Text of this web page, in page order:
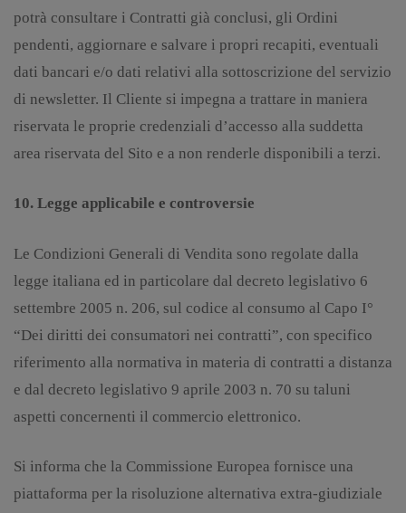
potrà consultare i Contratti già conclusi, gli Ordini
pendenti, aggiornare e salvare i propri recapiti, eventuali
dati bancari e/o dati relativi alla sottoscrizione del servizio
di newsletter. Il Cliente si impegna a trattare in maniera
riservata le proprie credenziali d’accesso alla suddetta
area riservata del Sito e a non renderle disponibili a terzi.
10. Legge applicabile e controversie
Le Condizioni Generali di Vendita sono regolate dalla
legge italiana ed in particolare dal decreto legislativo 6
settembre 2005 n. 206, sul codice al consumo al Capo I°
“Dei diritti dei consumatori nei contratti”, con specifico
riferimento alla normativa in materia di contratti a distanza
e dal decreto legislativo 9 aprile 2003 n. 70 su taluni
aspetti concernenti il commercio elettronico.
Si informa che la Commissione Europea fornisce una
piattaforma per la risoluzione alternativa extra-giudiziale